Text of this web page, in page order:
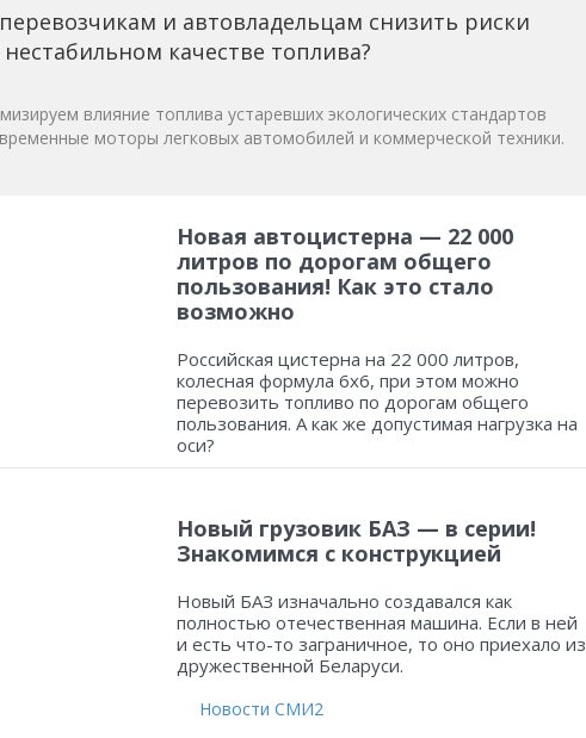
и автовладельцам снизить риски
качестве топлива?
влияние топлива устаревших экологических стандартов
моторы легковых автомобилей и коммерческой техники.
Новая автоцистерна — 22 000
литров по дорогам общего
пользования! Как это стало
возможно
Российская цистерна на 22 000 литров,
колесная формула 6х6, при этом можно
перевозить топливо по дорогам общего
пользования. А как же допустимая нагрузка на
оси?
Новый грузовик БАЗ — в серии!
Знакомимся с конструкцией
Новый БАЗ изначально создавался как
полностью отечественная машина. Если в ней
и есть что-то заграничное, то оно приехало из
дружественной Беларуси.
Новости СМИ2